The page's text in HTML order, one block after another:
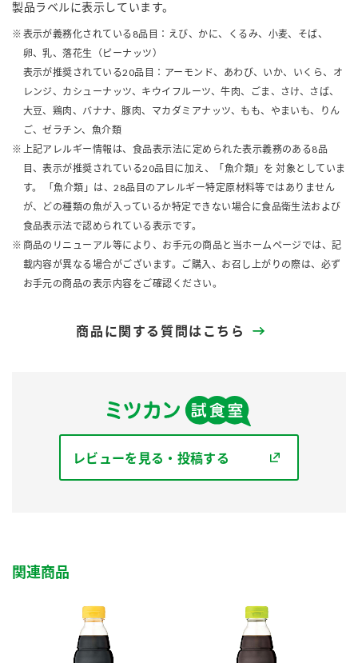
製品ラベルに表示しています。
表示が義務化されている8品目：えび、かに、くるみ、小麦、そば、
卵、乳、落花生（ピーナッツ）
表示が推奨されている20品目：アーモンド、あわび、いか、いくら、オ
レンジ、カシューナッツ、キウイフルーツ、牛肉、ごま、さけ、さば、
大豆、鶏肉、バナナ、豚肉、マカダミアナッツ、もも、やまいも、りん
ご、ゼラチン、魚介類
上記アレルギー情報は、食品表示法に定められた表示義務のある8品
目、表示が推奨されている20品目に加え、「魚介類」を 対象としていま
す。 「魚介類」は、28品目のアレルギー特定原材料等ではありません
が、どの種類の魚が入っているか特定できない場合に食品衛生法および
食品表示法で認められている表示です。
商品のリニューアル等により、お手元の商品と当ホームページでは、記
載内容が異なる場合がございます。ご購入、お召し上がりの際は、必ず
お手元の商品の表示内容をご確認ください。
商品に関する質問はこちら
レビューを見る・投稿する
関連商品